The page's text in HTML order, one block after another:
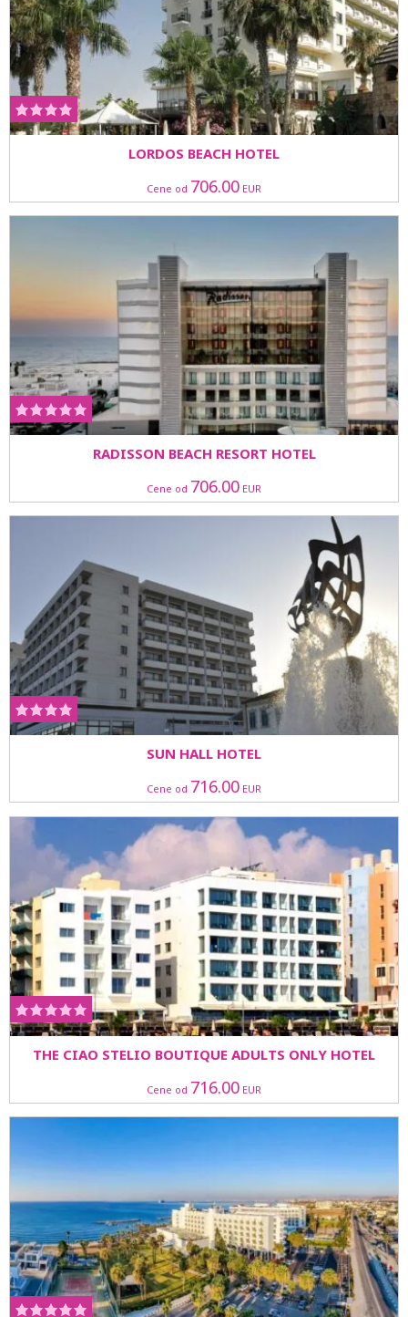
LORDOS BEACH HOTEL
Cene od 706.00 EUR
RADISSON BEACH RESORT HOTEL
Cene od 706.00 EUR
SUN HALL HOTEL
Cene od 716.00 EUR
THE CIAO STELIO BOUTIQUE ADULTS ONLY HOTEL
Cene od 716.00 EUR